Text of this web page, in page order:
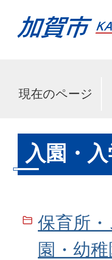
現在のページ
入園・
保育所
園・幼稚